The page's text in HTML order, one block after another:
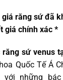
giá răng sứ đã
giá chính xác *
sứ venus
Quốc Tế Á
với những